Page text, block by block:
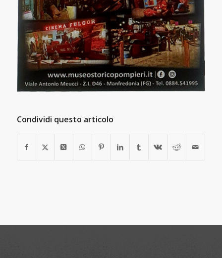
Condividi questo articolo